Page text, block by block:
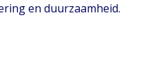
en duurzaamheid.